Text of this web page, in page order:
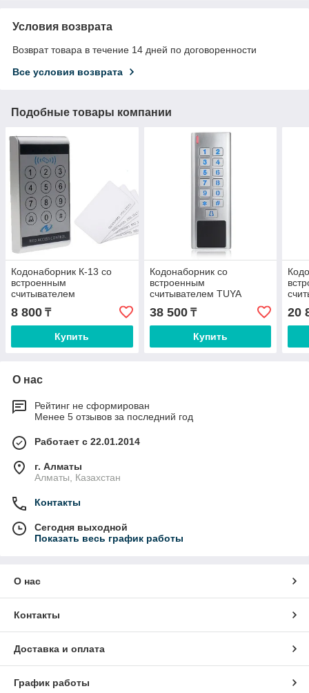
Условия возврата
Возврат товара в течение 14 дней по договоренности
Все условия возврата
Подобные товары компании
Кодонаборник К-13 со
встроенным
считывателем
8 800 ₸
Купить
Кодонаборник со
встроенным
считывателем TUYA
SMART EP-A8 WIFI
38 500₸
Купить
20
О нас
Рейтинг не сформирован
Менее 5 отзывов за последний год
Работает с 22.01.2014
г. Алматы
Алматы, Казахстан
Контакты
Сегодня выходной
Показать весь график работы
О нас
Контакты
Доставка и оплата
График работы